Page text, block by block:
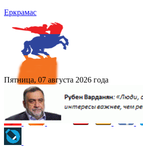
Еркрамас
Пятница, 07 августа 2026 года